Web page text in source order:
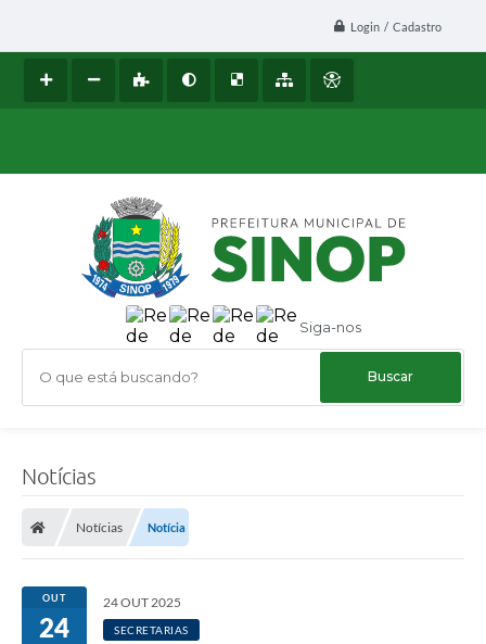
Login / Cadastro
Siga-nos
O que está buscando?
Notícias
Notícias Notícia
OUT
24
24 OUT 2025
SECRETARIAS